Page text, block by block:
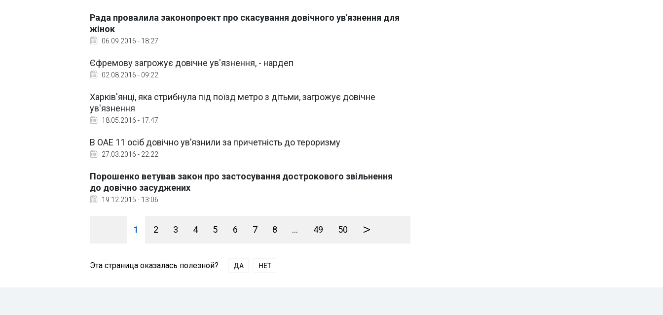
Рада провалила законопроект про скасування довічного ув'язнення для
жінок
06.09.2016 - 18:27
Єфремову загрожує довічне ув'язнення, - нардеп
02.08.2016 - 09:22
Харків'янці, яка стрибнула під поїзд метро з дітьми, загрожує довічне
ув'язнення
18.05.2016 - 17:47
В ОАЕ 11 осіб довічно ув’язнили за причетність до тероризму
27.03.2016 - 22:22
Порошенко ветував закон про застосування дострокового звільнення
до довічно засуджених
19.12.2015 - 13:06
1 2 3 4 5 6 7 8 ... 49 50 >
Эта страница оказалась полезной? ДА НЕТ